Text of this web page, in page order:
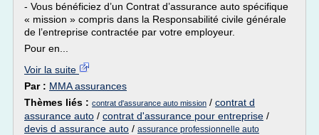
- Vous bénéficiez d’un Contrat d’assurance auto spécifique
« mission » compris dans la Responsabilité civile générale
de l’entreprise contractée par votre employeur.
Pour en...
Voir la suite
Par : MMA assurances
Thèmes liés : contrat d'assurance auto mission / contrat d
assurance auto / contrat d'assurance pour entreprise /
devis d assurance auto / assurance professionnelle auto